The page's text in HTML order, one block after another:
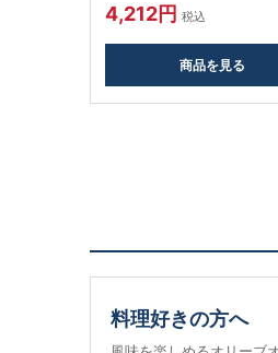
4,212円 税込
商品を見る
料理好きの方へ